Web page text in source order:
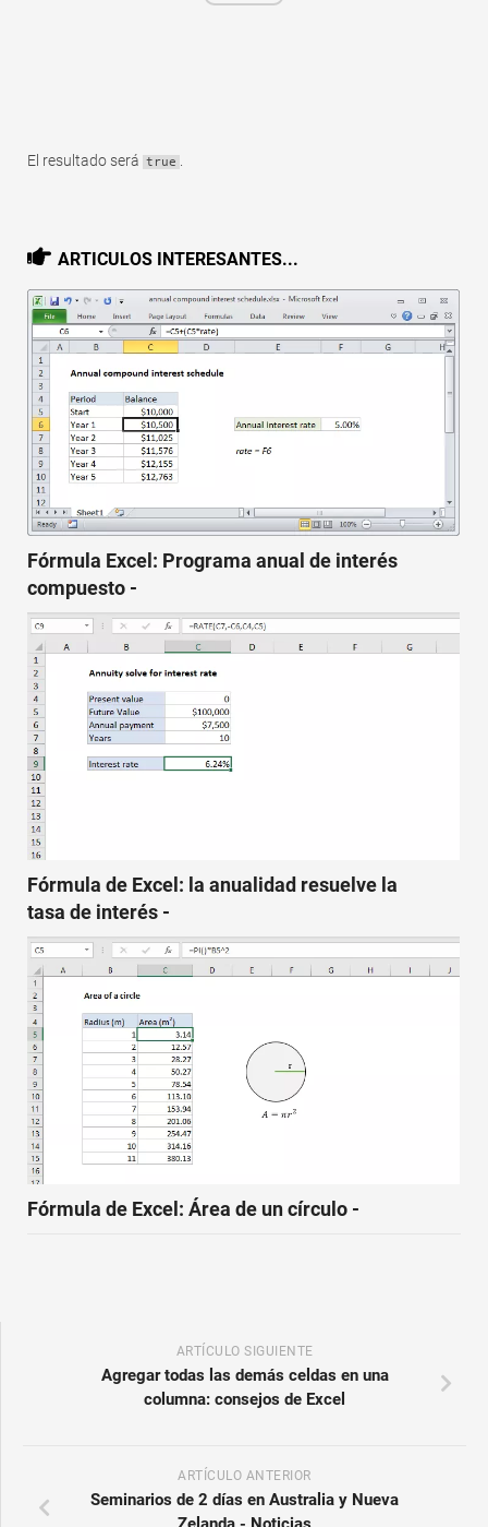
El resultado será true
ARTICULOS INTERESANTES...
Fórmula Excel: Programa anual de interés
compuesto -
Fórmula de Excel: la anualidad resuelve la
tasa de interés -
Fórmula de Excel: Área de un círculo -
ARTÍCULO SIGUIENTE
Agregar todas las demás celdas en una
columna: consejos de Excel
ARTÍCULO ANTERIOR
Seminarios de 2 días en Australia y Nueva